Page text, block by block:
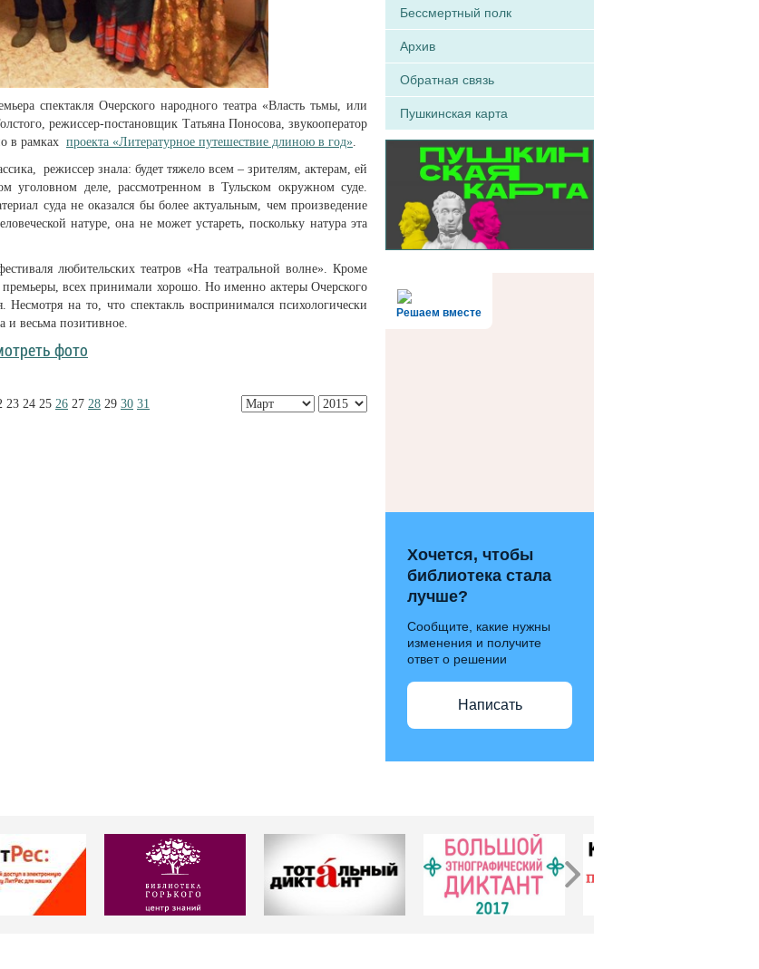
спектакля Очерского народного театра «Власть тьмы, или
режиссер-постановщик Татьяна Поносова, звукооператор
в рамках проекта «Литературное путешествие длиною в год»
режиссер знала: будет тяжело всем – зрителям, актерам, ей
деле, рассмотренном в Тульском окружном суде.
суда не оказался бы более актуальным, чем произведение
натуре, она не может устареть, поскольку натура эта
любительских театров «На театральной волне». Кроме
всех принимали хорошо. Но именно актеры Очерского
Несмотря на то, что спектакль воспринимался психологически
и весьма позитивное.
фото
23 24 25 26 27 28 29 30 31
Бессмертный полк
Архив
Обратная связь
Пушкинская карта
Решаем вместе
Хочется, чтобы
библиотека стала
лучше?
Сообщите, какие нужны
изменения и получите
ответ о решении
Написать